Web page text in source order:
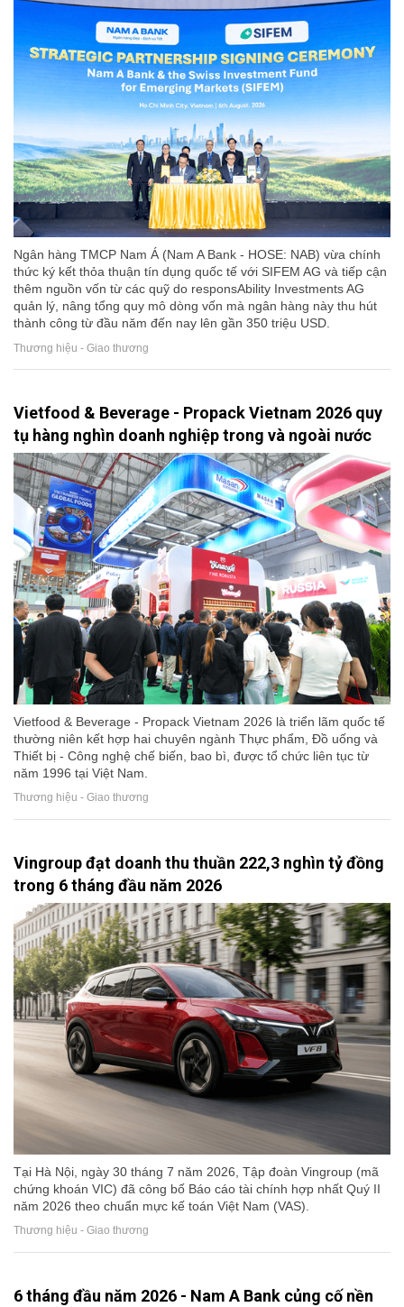
Ngân hàng TMCP Nam Á (Nam A Bank - HOSE: NAB) vừa chính
thức ký kết thỏa thuận tín dụng quốc tế với SIFEM AG và tiếp cận
thêm nguồn vốn từ các quỹ do responsAbility Investments AG
quản lý, nâng tổng quy mô dòng vốn mà ngân hàng này thu hút
thành công từ đầu năm đến nay lên gần 350 triệu USD.
Thương hiệu - Giao thương
Vietfood & Beverage - Propack Vietnam 2026 quy
tụ hàng nghìn doanh nghiệp trong và ngoài nước
Vietfood & Beverage - Propack Vietnam 2026 là triển lãm quốc tế
thường niên kết hợp hai chuyên ngành Thực phẩm, Đồ uống và
Thiết bị - Công nghệ chế biến, bao bì, được tổ chức liên tục từ
năm 1996 tại Việt Nam.
Thương hiệu - Giao thương
Vingroup đạt doanh thu thuần 222,3 nghìn tỷ đồng
trong 6 tháng đầu năm 2026
Tại Hà Nội, ngày 30 tháng 7 năm 2026, Tập đoàn Vingroup (mã
chứng khoán VIC) đã công bố Báo cáo tài chính hợp nhất Quý II
năm 2026 theo chuẩn mực kế toán Việt Nam (VAS).
Thương hiệu - Giao thương
6 tháng đầu năm 2026 - Nam A Bank củng cố nền